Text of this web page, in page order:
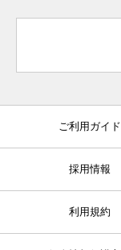
ご利用ガイド
採用情報
利用規約